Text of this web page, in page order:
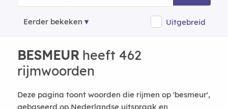
Eerder bekeken Uitgebreid
BESMEURheeft 462
rijmwoorden
Deze pagina toont woorden die rijmen op 'besmeur',
gebaseerd op Nederlandse uitspraak en